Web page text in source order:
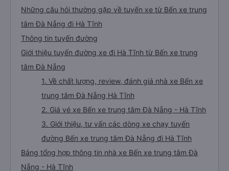
Những câu hỏi thường gặp về tuyến xe từ Bến xe trung
tâm Đà Nẵng đi Hà Tĩnh
Thông tin tuyến đường
Giới thiệu tuyến đường xe đi Hà Tĩnh từ Bến xe trung
tâm Đà Nẵng
1. Về chất lượng, review, đánh giá nhà xe Bến xe
trung tâm Đà Nẵng Hà Tĩnh
2. Giá vé xe Bến xe trung tâm Đà Nẵng - Hà Tĩnh
3. Giới thiệu, tư vấn các dòng xe chạy tuyến
đường Bến xe trung tâm Đà Nẵng đi Hà Tĩnh
Bảng tổng hợp thông tin nhà xe Bến xe trung tâm Đà
Nẵng - Hà Tĩnh